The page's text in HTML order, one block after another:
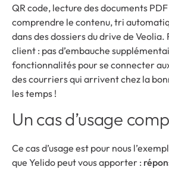
QR code, lecture des documents
comprendre le contenu, tri
dans des dossiers du drive de Veolia.
client : pas d’embauche
fonctionnalités pour se connecter
des courriers qui arrivent chez la
les temps !
Un cas d’usage
Ce cas d’usage est pour nous
que Yelido peut vous apporter :